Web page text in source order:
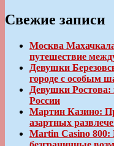
Свежие записи
Москва
путешествие
Девушки
городе с особым
Девушки Ростова:
России
Мартин Казино:
азартных
Martin Casino 800: